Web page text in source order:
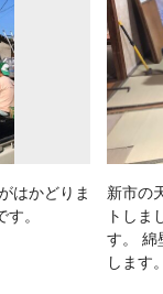
はかどりま
。
新市の
トしま
す。 綿
します